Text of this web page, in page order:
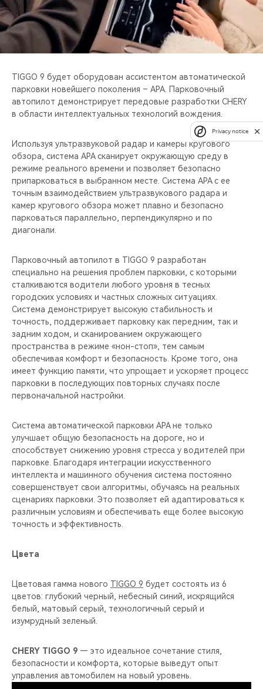
TIGGO 9 будет оборудован ассистентом автоматической
парковки новейшего поколения – APA. Парковочный
автопилот демонстрирует передовые разработки CHERY
в области интеллектуальных технологий вождения.
Используя ультразвуковой радар и камеры кругового
обзора, система APA сканирует окружающую среду в
режиме реального времени и позволяет безопасно
припарковаться в выбранном месте. Система APA с ее
точным взаимодействием ультразвукового радара и
камер кругового обзора может плавно и безопасно
парковаться параллельно, перпендикулярно и по
диагонали.
Парковочный автопилот в TIGGO 9 разработан
специально на решения проблем парковки, с которыми
сталкиваются водители любого уровня в тесных
городских условиях и частных сложных ситуациях.
Система демонстрирует высокую стабильность и
точность, поддерживает парковку как передним, так и
задним ходом, и сканированием окружающего
пространства в режиме «нон-стоп», тем самым
обеспечивая комфорт и безопасность. Кроме того, она
имеет функцию памяти, что упрощает и ускоряет процесс
парковки в последующих повторных случаях после
первоначальной настройки.
Система автоматической парковки APA не только
улучшает общую безопасность на дороге, но и
способствует снижению уровня стресса у водителей при
парковке. Благодаря интеграции искусственного
интеллекта и машинного обучения система постоянно
совершенствует свои алгоритмы, обучаясь на реальных
сценариях парковки. Это позволяет ей адаптироваться к
различным условиям и обеспечивать еще более высокую
точность и эффективность.
Цвета
Цветовая гамма нового TIGGO 9 будет состоять из 6
цветов: глубокий черный, небесный синий, искрящийся
белый, матовый серый, технологичный серый и
изумрудный зеленый.
CHERY TIGGO 9 — это идеальное сочетание стиля,
безопасности и комфорта, которые выведут опыт
управления автомобилем на новый уровень.
Privacy notice